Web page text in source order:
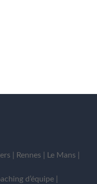
| Rennes | Le Mans |
d’équipe |